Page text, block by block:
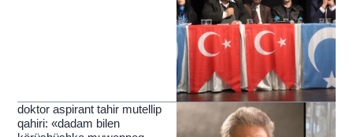
doktor aspirant tahir mutellip
qahiri: «dadam bilen